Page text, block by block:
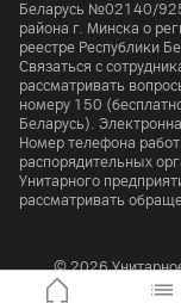
Беларусь №02140/
района г. Минска о
реестре Республики
Связаться с
рассматривать
номеру 150
Беларусь).
Номер телефона
распорядительных
Унитарного
рассматривать
© 2026
A1 Austria
A1 Croatia